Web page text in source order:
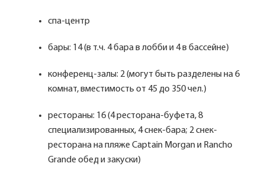
спа-центр
бары: 14 (в т.ч. 4 бара в лобби и 4 в бассейне)
конференц-залы: 2 (могут быть разделены на 6
комнат, вместимость от 45 до 350 чел.)
рестораны: 16 (4 ресторана-буфета, 8
специализированных, 4 снек-бара; 2 снек-
ресторана на пляже Captain Morgan и Rancho
Grande обед и закуски)